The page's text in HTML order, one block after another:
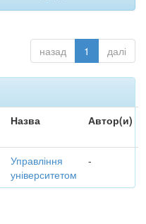
назад 1 далі
Назва Автор(и)
Управління
університетом
-